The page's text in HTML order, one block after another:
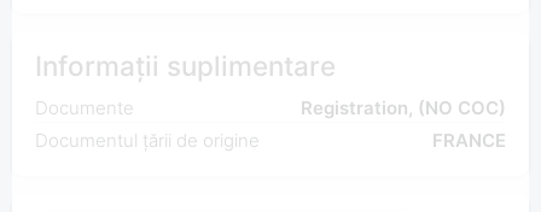
Informații suplimentare
Documente
Registration, (NO COC)
Documentul țării de origine
FRANCE